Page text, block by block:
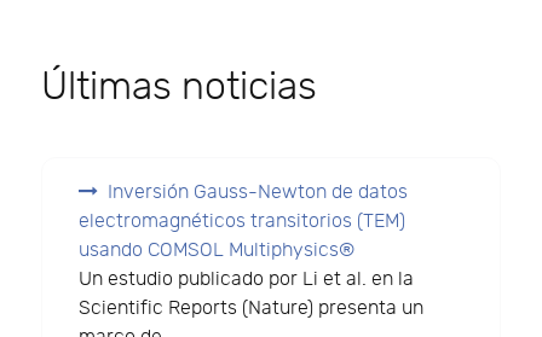
Últimas noticias
Inversión Gauss-Newton de datos
electromagnéticos transitorios (TEM)
usando COMSOL Multiphysics®
Un estudio publicado por Li et al. en la
Scientific Reports (Nature) presenta un